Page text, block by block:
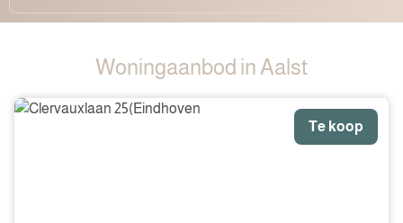
Woningaanbod in Aalst
Te koop